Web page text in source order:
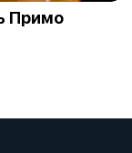
Примо